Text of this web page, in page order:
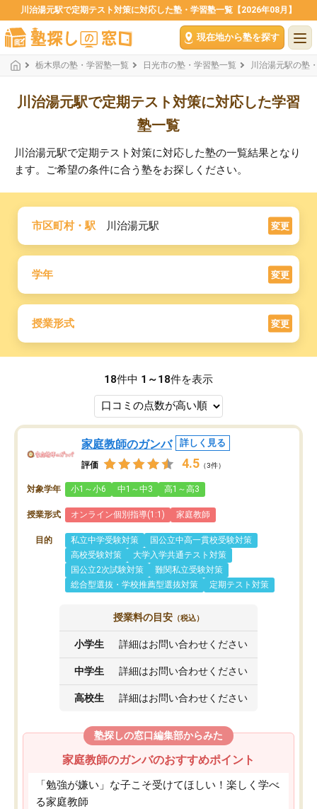
川治湯元駅で定期テスト対策に対応した塾・学習塾一覧【2026年08月】
現在地から塾を探す
栃木県の塾・学習塾一覧 日光市の塾・学習塾一覧 川治湯元駅の塾
川治湯元駅で定期テスト対策に対応した学習
塾一覧
川治湯元駅で定期テスト対策に対応した塾の一覧結果となり
ます。ご希望の条件に合う塾をお探しください。
市区町村・駅 川治湯元駅 変更
学年 変更
授業形式 変更
18件中 1～18件を表示
家庭教師のガンバ 詳しく見る
評価 4.5 （3件）
対象学年 小1～小6 中1～中3 高1～高3
授業形式 オンライン個別指導(1:1) 家庭教師
目的 私立中学受験対策
国公立中高一貫校受験対策
高校受験対策
大学入学共通テスト対策
国公立2次試験対策
難関私立受験対策
総合型選抜・学校推薦型選抜対策
定期テスト対策
授業料の目安 （税込）
小学生 詳細はお問い合わせください
中学生 詳細はお問い合わせください
高校生 詳細はお問い合わせください
塾探しの窓口編集部からみた
家庭教師のガンバのおすすめポイント
「勉強が嫌い」な子こそ受けてほしい！楽しく学べ
る家庭教師